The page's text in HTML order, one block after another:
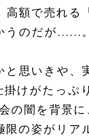
高額で売れる
うのだが......
思いきや、
掛けがたっぷ
の闇を背景
限の姿がリア